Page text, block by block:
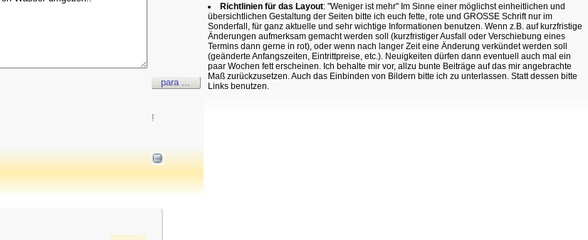
para ...
!
Richtlinien für das Layout: "Weniger ist mehr" Im Sinne einer möglichst einheitlichen und
übersichtlichen Gestaltung der Seiten bitte ich euch fette, rote und GROSSE Schrift nur im
Sonderfall, für ganz aktuelle und sehr wichtige Informationen benutzen. Wenn z.B. auf kurzfristige
Änderungen aufmerksam gemacht werden soll (kurzfristiger Ausfall oder Verschiebung eines
Termins dann gerne in rot), oder wenn nach langer Zeit eine Änderung verkündet werden soll
(geänderte Anfangszeiten, Eintrittpreise, etc.). Neuigkeiten dürfen dann eventuell auch mal ein
paar Wochen fett erscheinen. Ich behalte mir vor, allzu bunte Beiträge auf das mir angebrachte
Maß zurückzusetzen. Auch das Einbinden von Bildern bitte ich zu unterlassen. Statt dessen bitte
Links benutzen.